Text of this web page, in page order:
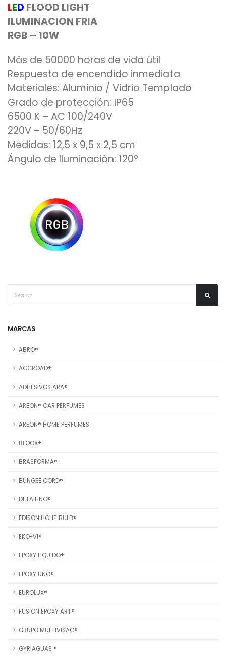
MARCAS
ABRO®
ACCROAD®
ADHESIVOS ARA®
AREON® CAR PERFUMES
AREON® HOME PERFUMES
BLOOX®
BRASFORMA®
BUNGEE CORD®
DETAILING®
EDISON LIGHT BULB®
EKO-VI®
EPOXY LIQUIDO®
EPOXY UNO®
EUROLUX®
FUSION EPOXY ART®
GRUPO MULTIVISAO®
GYR AGUAS ®
LED FLOOD LIGHT
ILUMINACION FRIA
RGB – 10W
Más de 50000 horas de vida útil
Respuesta de encendido inmediata
Materiales: Aluminio / Vidrio Templado
Grado de protección: IP65
6500 K – AC 100/240V
220V – 50/60Hz
Medidas: 12,5 x 9,5 x 2,5 cm
Ángulo de Iluminación: 120º